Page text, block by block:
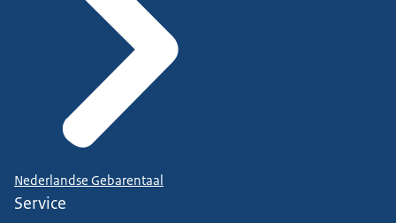
Nederlandse Gebarentaal
Service